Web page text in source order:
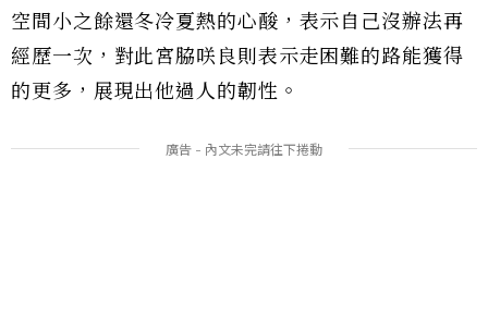
空間小之餘還冬冷夏熱的心酸，表示自己沒辦法再
經歷一次，對此宮脇咲良則表示走困難的路能獲得
的更多，展現出他過人的韌性。